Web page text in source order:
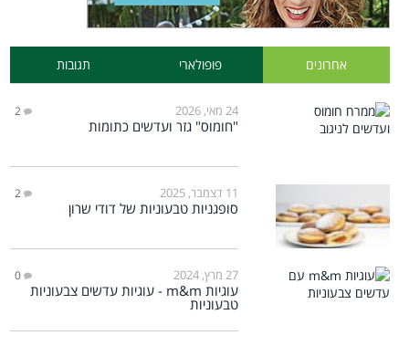
אחרונים פופולארי תגובות
24 מאי, 2026 2
"חומוס" גזר ועדשים כתומות
11 דצמבר, 2025 2
סופגניות טבעוניות של דודי שרון
27 מרץ, 2024 0
עוגיות m&m - עוגיות עדשים צבעוניות
טבעוניות